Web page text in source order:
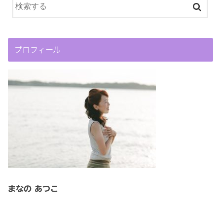
プロフィール
まなの あつこ